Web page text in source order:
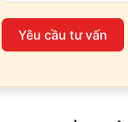
Yêu cầu tư vấn